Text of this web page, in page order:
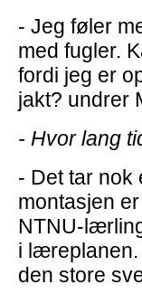
- Jeg føler
med fugler.
fordi jeg er
jakt? undrer
- Hvor lang
- Det tar nok
montasjen
NTNU-
i læreplanen.
den store